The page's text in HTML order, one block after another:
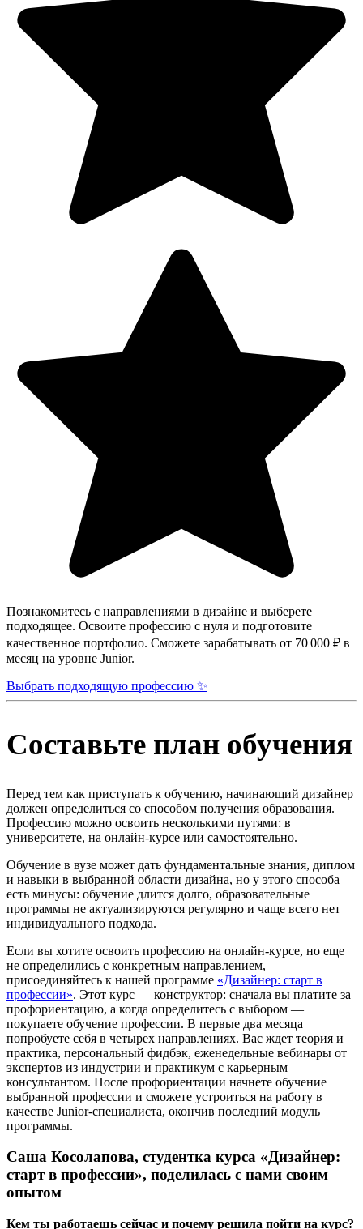
Познакомитесь с направлениями в дизайне и выберете
подходящее. Освоите профессию с нуля и подготовите
качественное портфолио. Сможете зарабатывать от 70 000 ₽ в
месяц на уровне Junior.
Выбрать подходящую профессию ✨
Составьте план обучения
Перед тем как приступать к обучению, начинающий дизайнер
должен определиться со способом получения образования.
Профессию можно освоить несколькими путями: в
университете, на онлайн-курсе или самостоятельно.
Обучение в вузе может дать фундаментальные знания, диплом
и навыки в выбранной области дизайна, но у этого способа
есть минусы: обучение длится долго, образовательные
программы не актуализируются регулярно и чаще всего нет
индивидуального подхода.
Если вы хотите освоить профессию на онлайн-курсе, но еще
не определились с конкретным направлением,
присоединяйтесь к нашей программе «Дизайнер: старт в
профессии». Этот курс — конструктор: сначала вы платите за
профориентацию, а когда определитесь с выбором —
покупаете обучение профессии. В первые два месяца
попробуете себя в четырех направлениях. Вас ждет теория и
практика, персональный фидбэк, еженедельные вебинары от
экспертов из индустрии и практикум с карьерным
консультантом. После профориентации начнете обучение
выбранной профессии и сможете устроиться на работу в
качестве Junior-специалиста, окончив последний модуль
программы.
Саша Косолапова, студентка курса «Дизайнер:
старт в профессии», поделилась с нами своим
опытом
Кем ты работаешь сейчас и почему решила пойти на курс?